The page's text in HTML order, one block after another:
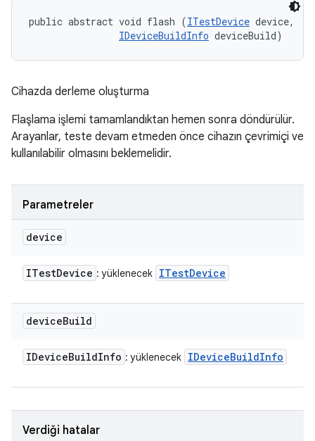
public abstract void flash (ITestDevice device,
IDeviceBuildInfo deviceBuild)
Cihazda derleme oluşturma
Flaşlama işlemi tamamlandıktan hemen sonra döndürülür.
Arayanlar, teste devam etmeden önce cihazın çevrimiçi ve
kullanılabilir olmasını beklemelidir.
Parametreler
device
ITestDevice : yüklenecek ITestDevice
deviceBuild
IDeviceBuildInfo : yüklenecek IDeviceBuildInfo
Verdiği hatalar